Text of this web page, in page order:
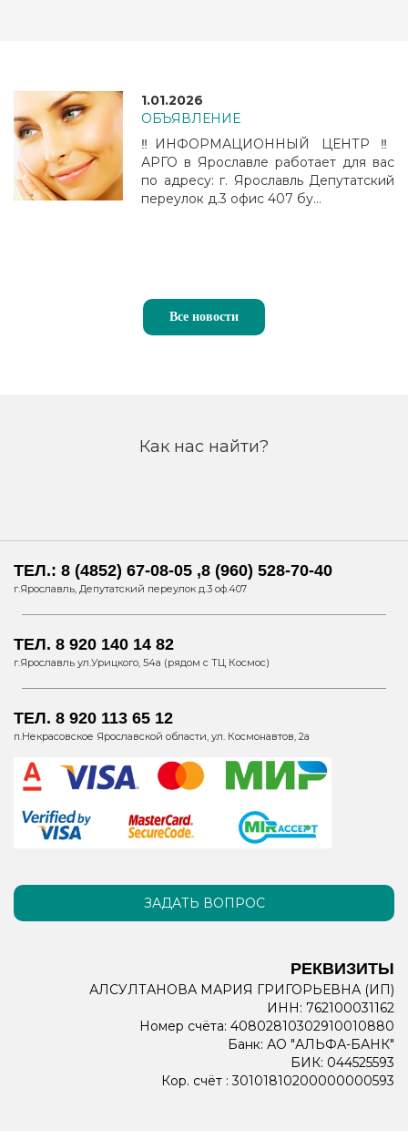
1.01.2026
ОБЪЯВЛЕНИЕ
‼️ИНФОРМАЦИОННЫЙ ЦЕНТР ‼️
АРГО в Ярославле работает для вас
по адресу: г. Ярославль Депутатский
переулок д.3 офис 407 бу...
Все новости
Как нас найти?
ТЕЛ.: 8 (4852) 67-08-05 ,8 (960) 528-70-40
г.Ярославль, Депутатский переулок д.3 оф.407
ТЕЛ. 8 920 140 14 82
г.Ярославль ул.Урицкого, 54а (рядом с ТЦ Космос)
ТЕЛ. 8 920 113 65 12
п.Некрасовское Ярославской области, ул. Космонавтов, 2а
ЗАДАТЬ ВОПРОС
РЕКВИЗИТЫ
АЛСУЛТАНОВА МАРИЯ ГРИГОРЬЕВНА (ИП)
ИНН: 762100031162
Номер счёта: 40802810302910010880
Банк: АО "АЛЬФА-БАНК"
БИК: 044525593
Кор. счёт : 30101810200000000593